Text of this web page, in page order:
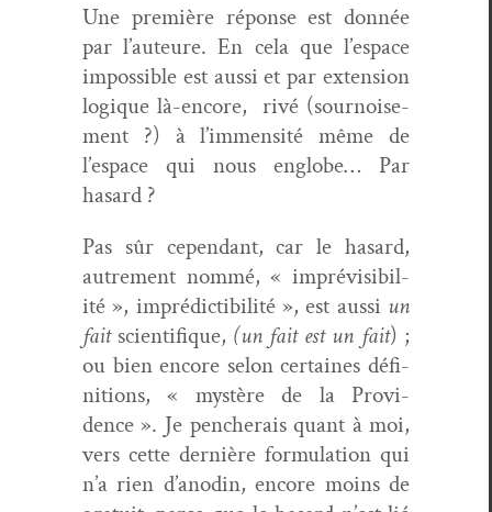
Une pre­mière réponse est don­née
par l’auteure. En cela que l’espace
impos­si­ble est aus­si et par exten­sion
logique là-encore, rivé (sournoise­
ment ?) à l’immensité même de
l’espace qui nous englobe… Par
hasard ?
Pas sûr cepen­dant, car le hasard,
autrement nom­mé, « imprévis­i­bil­
ité », impré­dictibil­ité », est aus­si un
faitsci­en­tifique, (un fait est un fait) ;
ou bien encore selon cer­taines déf­i­
ni­tions, « mys­tère de la Prov­i­
dence ». Je pencherais quant à moi,
vers cette dernière for­mu­la­tion qui
n’a rien d’anodin, encore moins de